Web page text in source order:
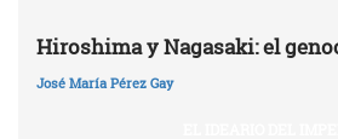
Hiroshima y Nagasaki: el
José María Pérez Gay